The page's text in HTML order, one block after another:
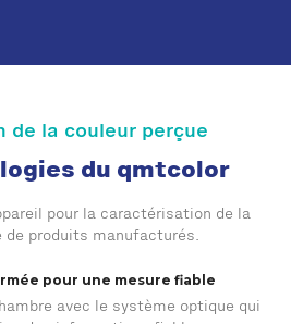
de la couleur perçue
du qmtcolor
pour la caractérisation de la
de produits manufacturés.
pour une mesure fiable
avec le système optique qui